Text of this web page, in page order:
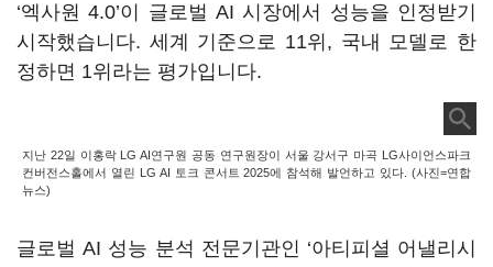
‘엑사원 4.0’이 글로벌 AI 시장에서 성능을 인정받기
시작했습니다. 세계 기준으로 11위, 국내 모델로 한
정하면 1위라는 평가입니다.
지난 22일 이홍락 LG AI연구원 공동 연구원장이 서울 강서구 마곡 LG사이언스파크
컨버전스홀에서 열린 LG AI 토크 콘서트 2025에 참석해 발언하고 있다. (사진=연합
뉴스)
글로벌 AI 성능 분석 전문기관인 ‘아티피셜 어낼리시